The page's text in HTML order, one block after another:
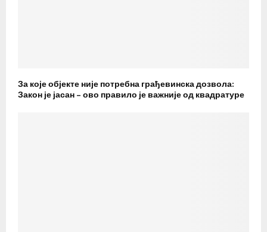
За које објекте није потребна грађевинска дозвола:
Закон је јасан – ово правило је важније од квадратуре